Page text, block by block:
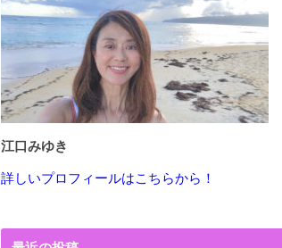
江口みゆき
詳しいプロフィールはこちらから！